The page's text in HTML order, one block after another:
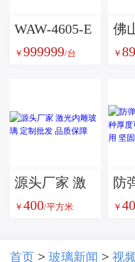
WAW-4605-E
型微机控制
￥ 999999/台
佛
家
玻
￥
源头厂家 激
光内雕玻璃
质保障
￥ 400/平方米
防
家
防
￥
首页 > 玻璃新闻 > 视